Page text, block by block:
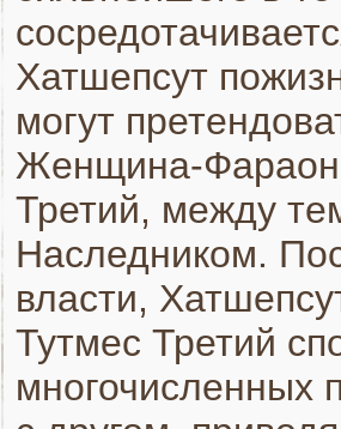
Хатшепсут
могут
Женщина-Фараон
Третий, между
Наследником.
власти,
Тутмес Третий
многочисленных